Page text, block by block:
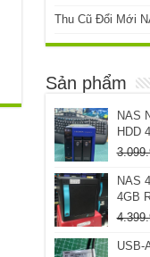
Thu Cũ Đổi Mới
Sản phẩm
NAS
HDD
NAS
4GB
USB-